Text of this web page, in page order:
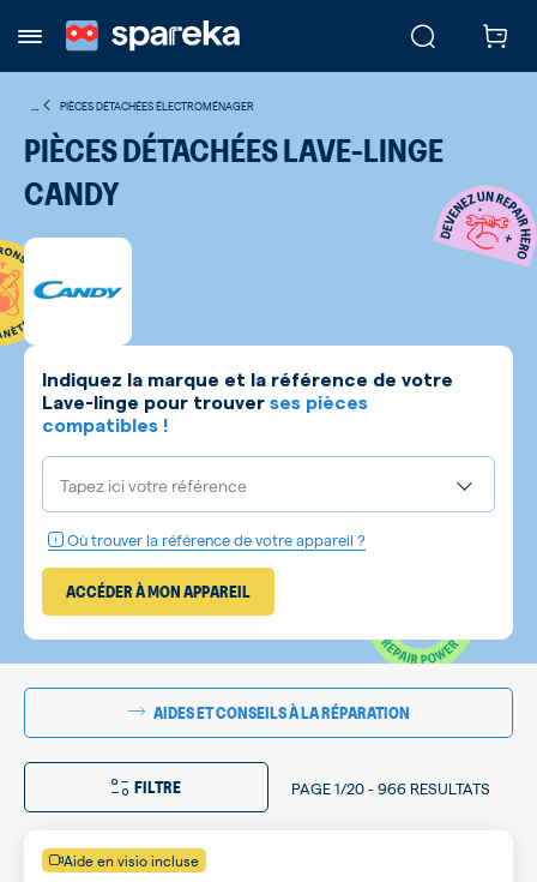
PIÈCES DÉTACHÉES ÉLECTROMÉNAGER
PIÈCES DÉTACHÉES LAVE-LINGE
CANDY
Indiquez la marque et la référence de votre
Lave-linge pour trouver ses pièces
compatibles !
Tapez ici votre référence
Où trouver la référence de votre appareil ?
ACCÉDER À MON APPAREIL
AIDES ET CONSEILS À LA RÉPARATION
FILTRE PAGE1/20-966 RESULTATS
Aide en visio incluse